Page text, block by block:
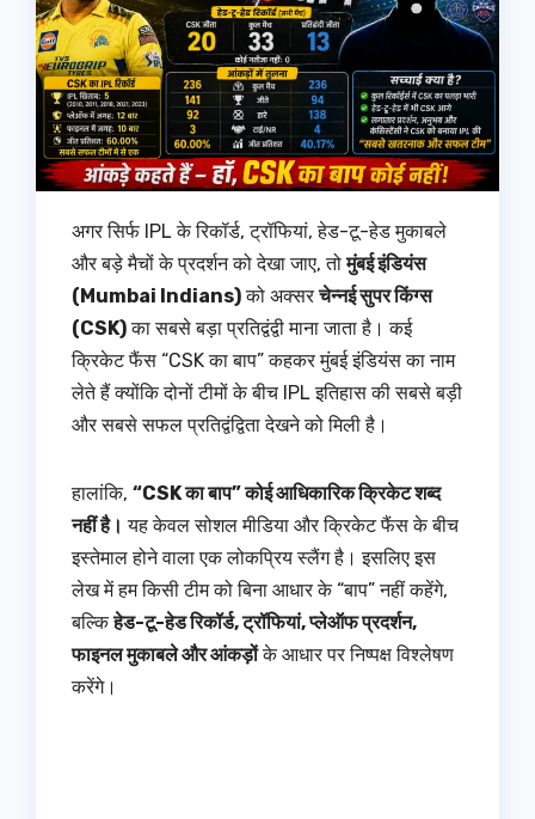
अगर सिर्फ IPL के रिकॉर्ड, ट्रॉफियां, हेड-टू-हेड मुकाबले
और बड़े मैचों के प्रदर्शन को देखा जाए, तोमुंबई इंडियंस
(Mumbai Indians)को अक्सरचेन्नई सुपर किंग्स
(CSK)का सबसे बड़ा प्रतिद्वंद्वी माना जाता है। कई
क्रिकेट फैंस “CSK का बाप” कहकर मुंबई इंडियंस का नाम
लेते हैं क्योंकि दोनों टीमों के बीच IPL इतिहास की सबसे बड़ी
और सबसे सफल प्रतिद्वंद्विता देखने को मिली है।
हालांकि, “CSK का बाप” कोई आधिकारिक क्रिकेट शब्द
नहीं है। यह केवल सोशल मीडिया और क्रिकेट फैंस के बीच
इस्तेमाल होने वाला एक लोकप्रिय स्लैंग है। इसलिए इस
लेख में हम किसी टीम को बिना आधार के “बाप” नहीं कहेंगे,
बल्किहेड-टू-हेड रिकॉर्ड, ट्रॉफियां, प्लेऑफ प्रदर्शन,
फाइनल मुकाबले और आंकड़ोंके आधार पर निष्पक्ष विश्लेषण
करेंगे।